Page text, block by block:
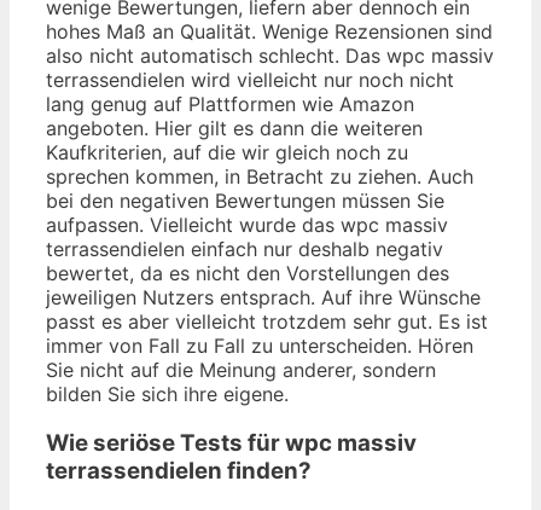
wenige Bewertungen, liefern aber dennoch ein
hohes Maß an Qualität. Wenige Rezensionen sind
also nicht automatisch schlecht. Das wpc massiv
terrassendielen wird vielleicht nur noch nicht
lang genug auf Plattformen wie Amazon
angeboten. Hier gilt es dann die weiteren
Kaufkriterien, auf die wir gleich noch zu
sprechen kommen, in Betracht zu ziehen. Auch
bei den negativen Bewertungen müssen Sie
aufpassen. Vielleicht wurde das wpc massiv
terrassendielen einfach nur deshalb negativ
bewertet, da es nicht den Vorstellungen des
jeweiligen Nutzers entsprach. Auf ihre Wünsche
passt es aber vielleicht trotzdem sehr gut. Es ist
immer von Fall zu Fall zu unterscheiden. Hören
Sie nicht auf die Meinung anderer, sondern
bilden Sie sich ihre eigene.
Wie seriöse Tests für wpc massiv
terrassendielen finden?